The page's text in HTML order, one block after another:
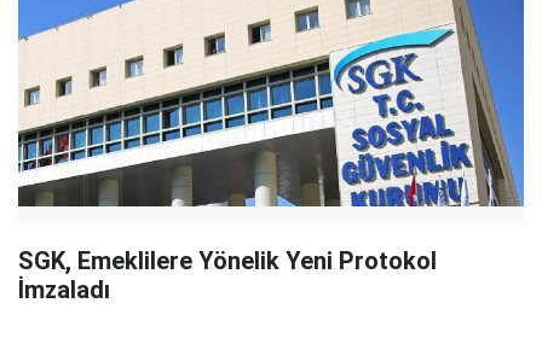
SGK, Emeklilere Yönelik Yeni Protokol
İmzaladı